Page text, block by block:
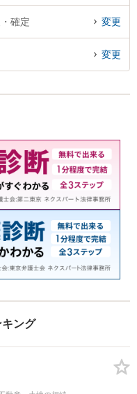
確定 変更
変更
ング